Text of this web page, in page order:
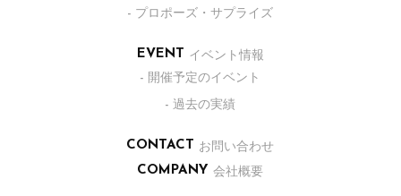
- プロポーズ・サプライズ
EVENT イベント情報
- 開催予定のイベント
- 過去の実績
CONTACT お問い合わせ
COMPANY 会社概要